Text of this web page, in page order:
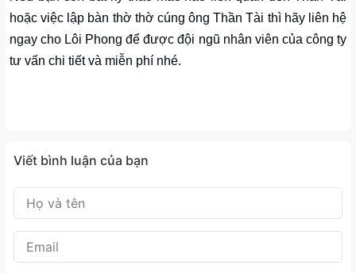
hoặc việc lập bàn thờ thờ cúng ông Thần Tài thì hãy liên hệ
ngay cho Lôi Phong để được đội ngũ nhân viên của công ty
tư vấn chi tiết và miễn phí nhé.
Viết bình luận của bạn